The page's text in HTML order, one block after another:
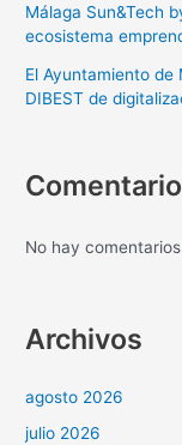
Málaga Sun&Tech
ecosistema
El Ayuntamiento
DIBEST de
No hay
Archivos
agosto 2026
julio 2026